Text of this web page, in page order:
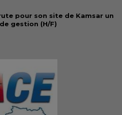
pour son site de Kamsar un
gestion (H/F)